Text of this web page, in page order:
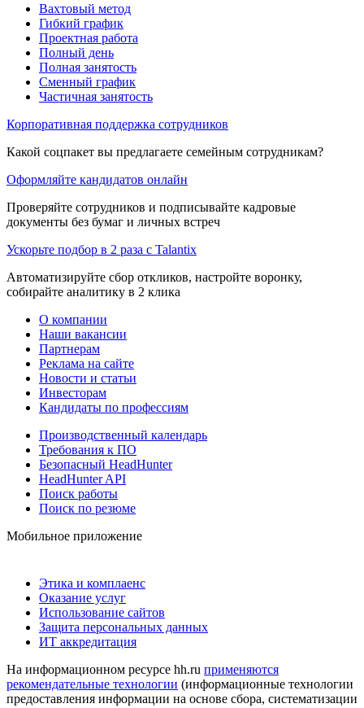
Вахтовый метод
Гибкий график
Проектная работа
Полный день
Полная занятость
Сменный график
Частичная занятость
Корпоративная поддержка сотрудников
Какой соцпакет вы предлагаете семейным сотрудникам?
Оформляйте кандидатов онлайн
Проверяйте сотрудников и подписывайте кадровые
документы без бумаг и личных встреч
Ускорьте подбор в 2 раза с Talantix
Автоматизируйте сбор откликов, настройте воронку,
собирайте аналитику в 2 клика
О компании
Наши вакансии
Партнерам
Реклама на сайте
Новости и статьи
Инвесторам
Кандидаты по профессиям
Производственный календарь
Требования к ПО
Безопасный HeadHunter
HeadHunter API
Поиск работы
Поиск по резюме
Мобильное приложение
Этика и комплаенс
Оказание услуг
Использование сайтов
Защита персональных данных
ИТ аккредитация
На информационном ресурсе hh.ru применяются
рекомендательные технологии (информационные технологии
предоставления информации на основе сбора, систематизации